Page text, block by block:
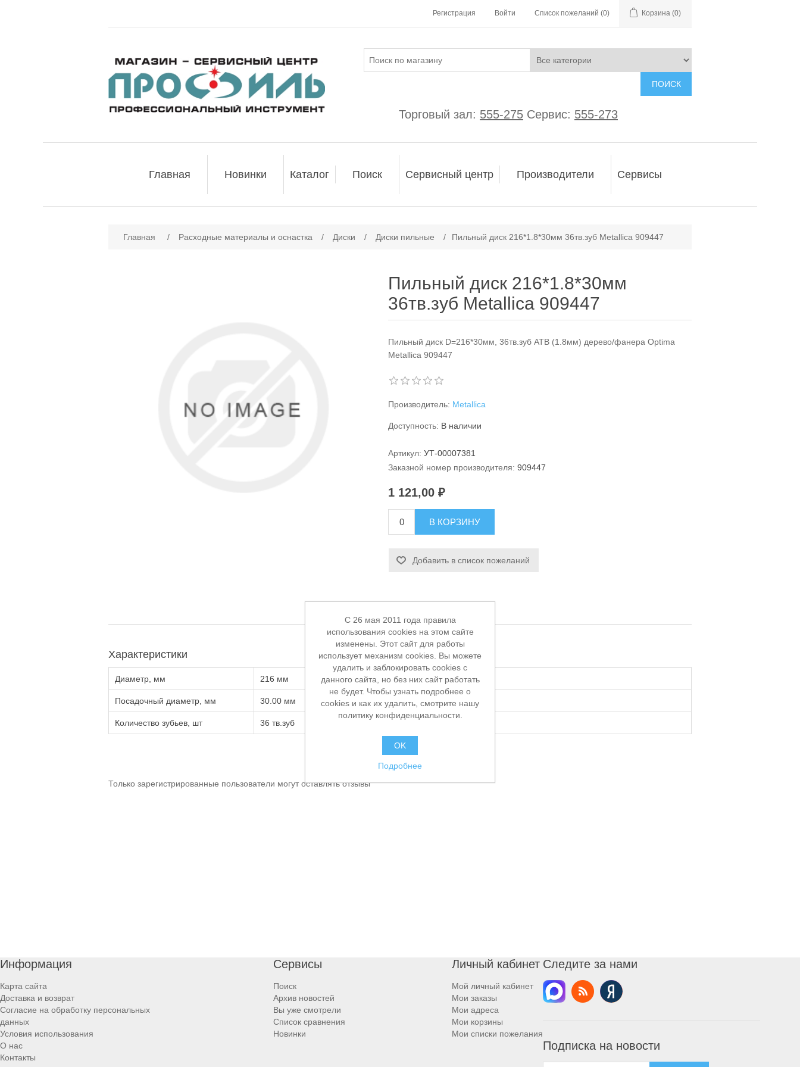
Регистрация Войти Список пожеланий (0) Корзина (0)
ПОИСК
Торговый зал: 555-275 Сервис: 555-273
Главная Новинки Каталог Поиск Сервисный центр Производители Сервисы
Главная / Расходные материалы и оснастка / Диски / Диски пильные / Пильный диск 216*1.8*30мм 36тв.зуб Metallica 909447
Пильный диск 216*1.8*30мм
36тв.зуб Metallica 909447
Пильный диск D=216*30мм, 36тв.зуб ATB (1.8мм) дерево/фанера Optima
Metallica 909447
Производитель: Metallica
Доступность: В наличии
Артикул: УТ-00007381
Заказной номер производителя: 909447
1 121,00 ₽
В КОРЗИНУ
Добавить в список пожеланий
Характеристики
Диаметр, мм 216 мм
Посадочный диаметр, мм 30.00 мм
Количество зубьев, шт 36 тв.зуб
Только зарегистрированные пользователи могут оставлять отзывы
Информация
Карта сайта
Доставка и возврат
Согласие на обработку персональных
данных
Условия использования
О нас
Контакты
Сервисы
Поиск
Архив новостей
Вы уже смотрели
Список сравнения
Новинки
Личный кабинет
Мой личный кабинет
Мои заказы
Мои адреса
Мои корзины
Мои списки пожелания
Следите за нами
Подписка на новости
C 26 мая 2011 года правила
использования cookies на этом сайте
изменены. Этот сайт для работы
использует механизм cookies. Вы можете
удалить и заблокировать cookies с
данного сайта, но без них сайт работать
не будет. Чтобы узнать подробнее о
cookies и как их удалить, смотрите нашу
политику конфиденциальности.
OK
Подробнее